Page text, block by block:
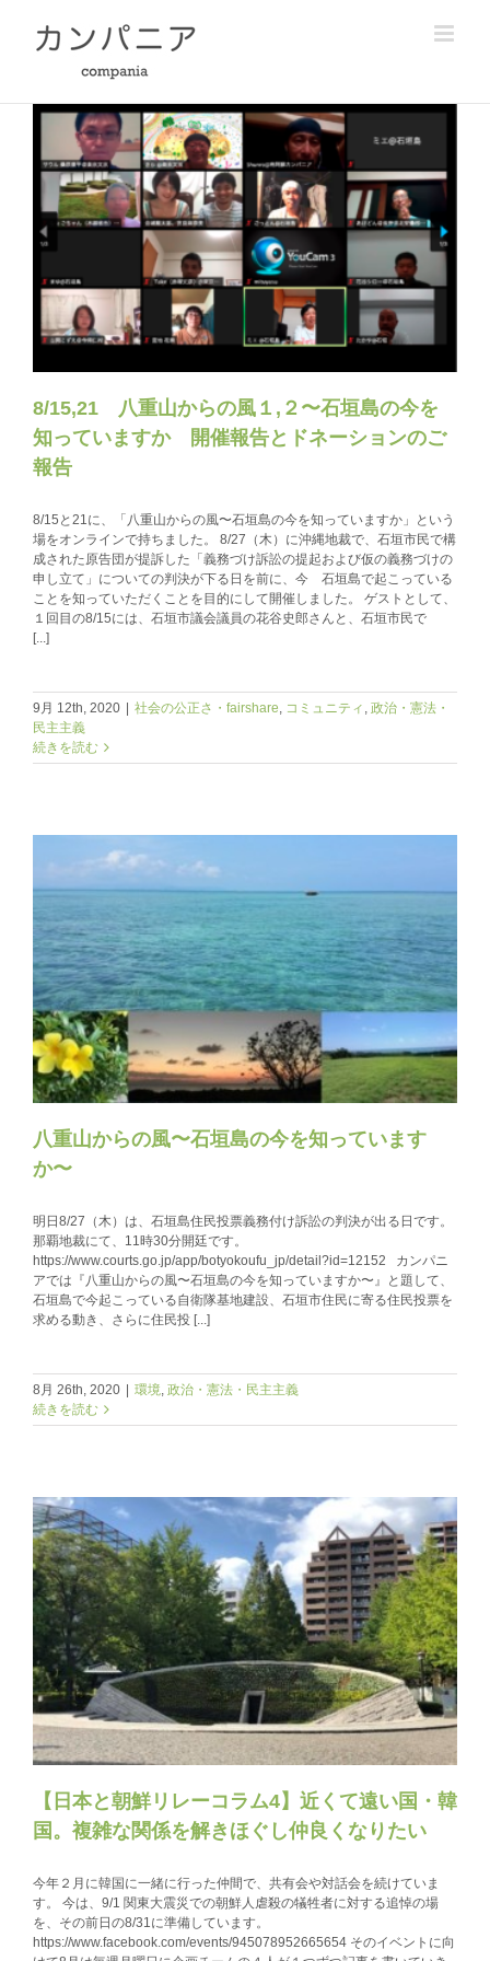
content
8/15,21 八重山からの風１,２〜石垣島の今を
知っていますか 開催報告とドネーションのご
報告
8/15と21に、「八重山からの風〜石垣島の今を知っていますか」という
場をオンラインで持ちました。 8/27（木）に沖縄地裁で、石垣市民で構
成された原告団が提訴した「義務づけ訴訟の提起および仮の義務づけの
申し立て」についての判決が下る日を前に、今 石垣島で起こっている
ことを知っていただくことを目的にして開催しました。 ゲストとして、
１回目の8/15には、石垣市議会議員の花谷史郎さんと、石垣市民で
[...]
9月 12th, 2020 社会の公正さ・fairshare, コミュニティ , 政治・憲法・
民主主義
続きを読む
八重山からの風〜石垣島の今を知っています
か〜
明日8/27（木）は、石垣島住民投票義務付け訴訟の判決が出る日です。
那覇地裁にて、11時30分開廷です。
https://www.courts.go.jp/app/botyokoufu_jp/detail?id=12152 カンパニ
アでは『八重山からの風〜石垣島の今を知っていますか〜』と題して、
石垣島で今起こっている自衛隊基地建設、石垣市住民に寄る住民投票を
求める動き、さらに住民投 [...]
8月 26th, 2020 | 環境, 政治・憲法・民主主義
続きを読む
【日本と朝鮮リレーコラム4】近くて遠い国・韓
国。複雑な関係を解きほぐし仲良くなりたい
今年２月に韓国に一緒に行った仲間で、共有会や対話会を続けていま
す。 今は、9/1 関東大震災での朝鮮人虐殺の犠牲者に対する追悼の場
を、その前日の8/31に準備しています。
https://www.facebook.com/events/945078952665654 そのイベントに向